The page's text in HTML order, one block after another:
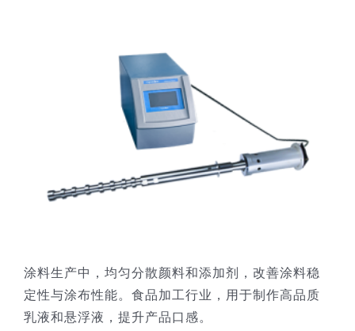
涂料生产中，均匀分散颜料和添加剂，改善涂料稳
定性与涂布性能。食品加工行业，用于制作高品质
乳液和悬浮液，提升产品口感。